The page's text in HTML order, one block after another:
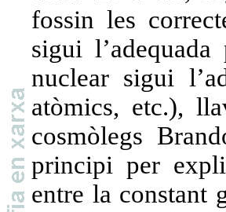
fossin les
sigui
nuclear sigui
atòmics, etc.),
cosmòlegs
principi per
entre la constant